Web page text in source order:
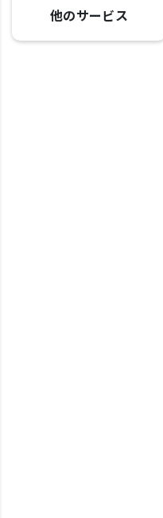
他のサービス